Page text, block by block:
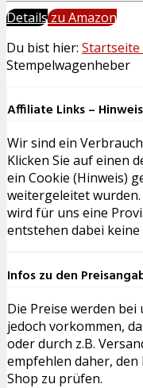
Detailszu Amazon
Du bist hier:
Stempelwagenheber
Affiliate Links – Hinweis
Wir sind ein
Klicken Sie auf einen
ein Cookie (Hinweis)
weitergeleitet
wird für uns eine
entstehen dabei
Infos zu den
Die Preise werden
jedoch vorkommen,
oder durch z.B.
empfehlen daher,
Shop zu prüfen.